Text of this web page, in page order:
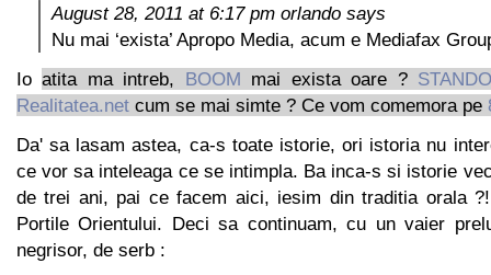
August 28, 2011 at 6:17 pm orlando says
Nu mai ‘exista’ Apropo Media, acum e Mediafax
Ioatita ma intreb, BOOM mai exista oare ?
Realitatea.net cum se mai simte ? Ce vom comemora pe
Da' sa lasam astea, ca-s toate istorie, ori istoria nu
ce vor sa inteleaga ce se intimpla. Ba inca-s si istorie
de trei ani, pai ce facem aici, iesim din traditia orala
Portile Orientului. Deci sa continuam, cu un vaier
negrisor, de serb :